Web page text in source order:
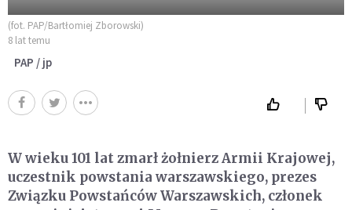
(fot. PAP/Bartłomiej Zborowski)
8 lat temu
PAP / jp
W wieku 101 lat zmarł żołnierz Armii Krajowej,
uczestnik powstania warszawskiego, prezes
Związku Powstańców Warszawskich, członek